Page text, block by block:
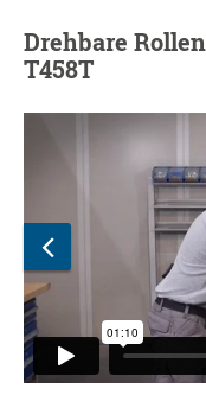
Drehbare
T458T